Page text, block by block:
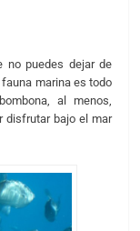
no puedes dejar de
marina es todo
al menos,
disfrutar bajo el mar